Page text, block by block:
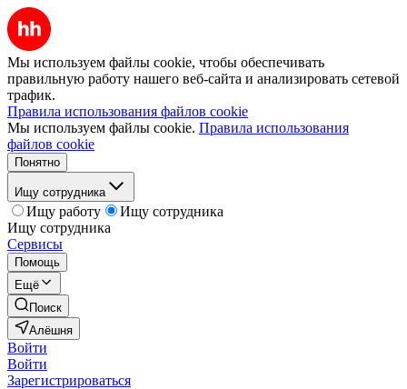
Мы используем файлы cookie, чтобы обеспечивать
правильную работу нашего веб-сайта и анализировать сетевой
трафик.
Правила использования файлов cookie
Мы используем файлы cookie. Правила использования
файлов cookie
Понятно
Ищу сотрудника
Ищу работу
Ищу сотрудника
Ищу сотрудника
Сервисы
Помощь
Ещё
Поиск
Алёшня
Войти
Войти
Зарегистрироваться